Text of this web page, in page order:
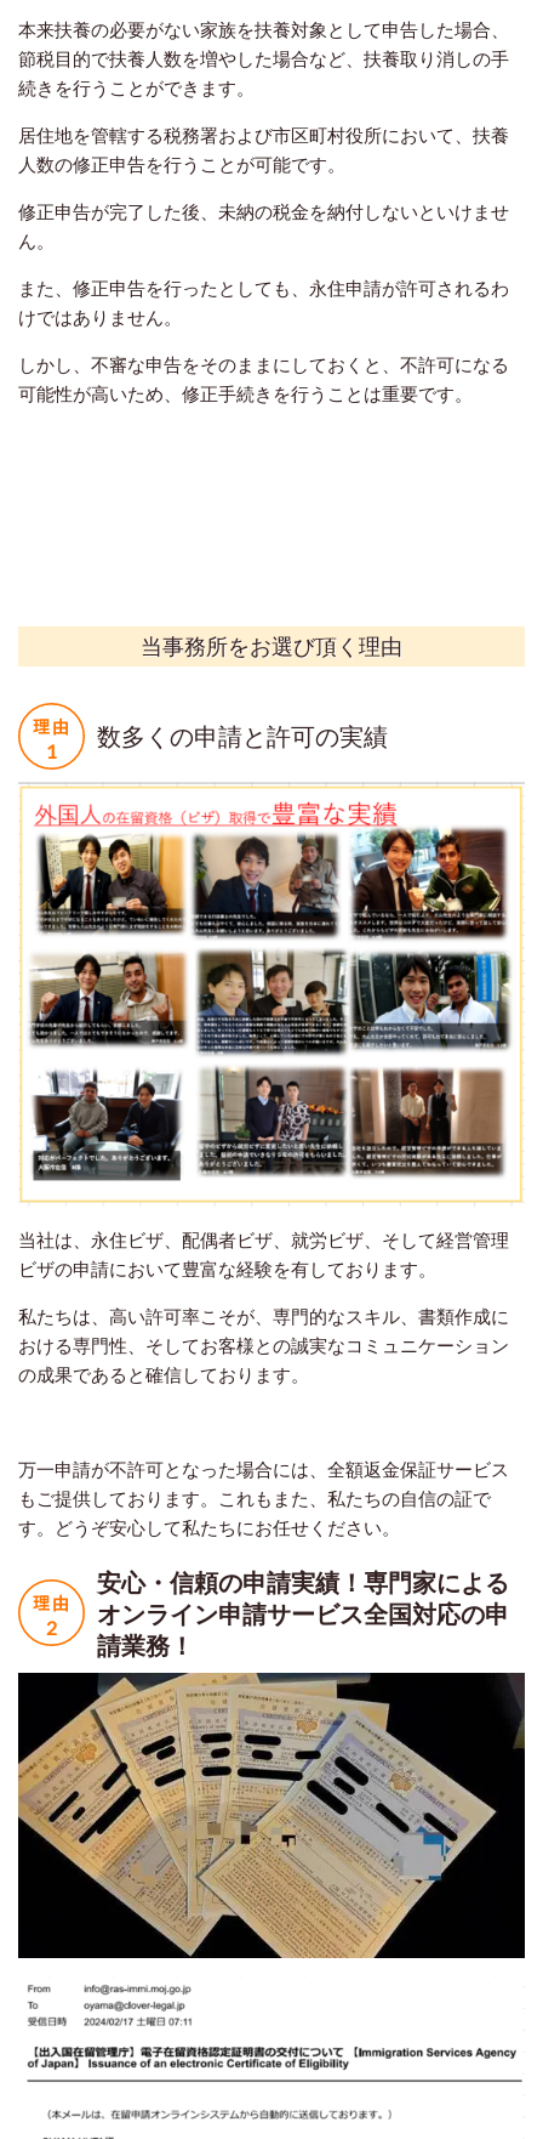
本来扶養の必要がない家族を扶養対象として申告した場合、
節税目的で扶養人数を増やした場合など、扶養取り消しの手
続きを行うことができます。
居住地を管轄する税務署および市区町村役所において、扶養
人数の修正申告を行うことが可能です。
修正申告が完了した後、未納の税金を納付しないといけませ
ん。
また、修正申告を行ったとしても、永住申請が許可されるわ
けではありません。
しかし、不審な申告をそのままにしておくと、不許可になる
可能性が高いため、修正手続きを行うことは重要です。
当事務所をお選び頂く理由
数多くの申請と許可の実績
当社は、永住ビザ、配偶者ビザ、就労ビザ、そして経営管理
ビザの申請において豊富な経験を有しております。
私たちは、高い許可率こそが、専門的なスキル、書類作成に
おける専門性、そしてお客様との誠実なコミュニケーション
の成果であると確信しております。
万一申請が不許可となった場合には、全額返金保証サービス
もご提供しております。これもまた、私たちの自信の証で
す。どうぞ安心して私たちにお任せください。
安心・信頼の申請実績！ 専門家による
オンライン申請サービス全国対応の申
請業務！